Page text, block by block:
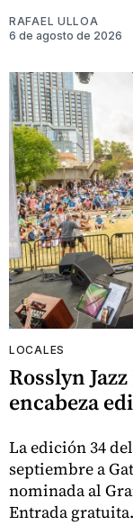
RAFAEL ULLOA
6 de agosto de 2026
LOCALES
Rosslyn
encabeza
La edición 34
septiembre a
nominada al
Entrada gratuita.